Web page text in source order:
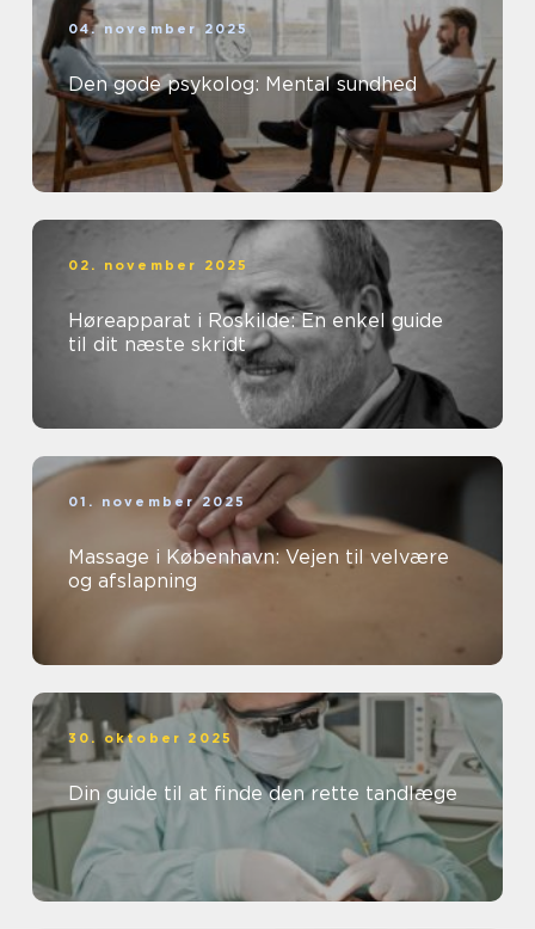
04. november 2025
Den gode psykolog: Mental sundhed
02. november 2025
Høreapparat i Roskilde: En enkel guide
til dit næste skridt
01. november 2025
Massage i København: Vejen til velvære
og afslapning
30. oktober 2025
Din guide til at finde den rette tandlæge